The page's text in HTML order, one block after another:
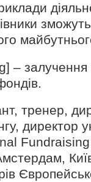
– залучення
тренер,
директор